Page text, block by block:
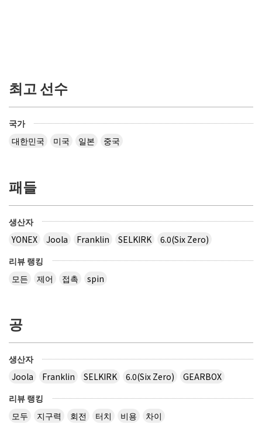
최고 선수
국가
대한민국
미국 일본 중국
패들
생산자
YONEX
Joola Franklin SELKIRK
6.0(Six Zero)
리뷰 랭킹
모든
제어 접촉 spin
공
생산자
Joola
Franklin SELKIRK 6.0(Six Zero)
GEARBOX
리뷰 랭킹
모두
지구력 회전 터치 비용 차이